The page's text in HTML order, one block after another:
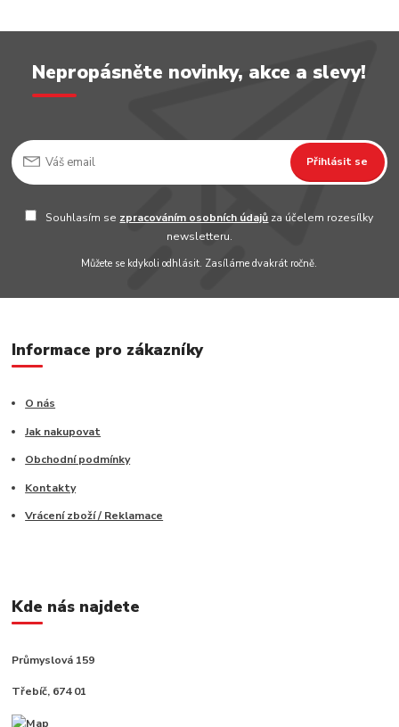
Nepropásněte novinky, akce a slevy!
Přihlásit se
Souhlasím se zpracováním osobních údajů za účelem rozesílky
newsletteru.
Můžete se kdykoli odhlásit. Zasíláme dvakrát ročně.
Informace pro zákazníky
O nás
Jak nakupovat
Obchodní podmínky
Kontakty
Vrácení zboží / Reklamace
Kde nás najdete
Průmyslová 159
Třebíč, 674 01